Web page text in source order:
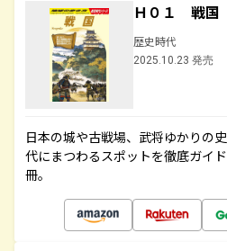
Ｈ０１ 戦国
歴史時代
2025.10.23 発売
日本の城や古戦場、武将ゆかりの
代にまつわるスポットを徹底ガイ
冊。